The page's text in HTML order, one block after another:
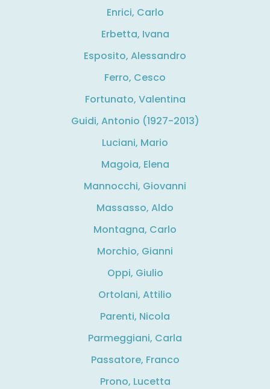
Enrici, Carlo
Erbetta, Ivana
Esposito, Alessandro
Ferro, Cesco
Fortunato, Valentina
Guidi, Antonio (1927-2013)
Luciani, Mario
Magoia, Elena
Mannocchi, Giovanni
Massasso, Aldo
Montagna, Carlo
Morchio, Gianni
Oppi, Giulio
Ortolani, Attilio
Parenti, Nicola
Parmeggiani, Carla
Passatore, Franco
Prono, Lucetta